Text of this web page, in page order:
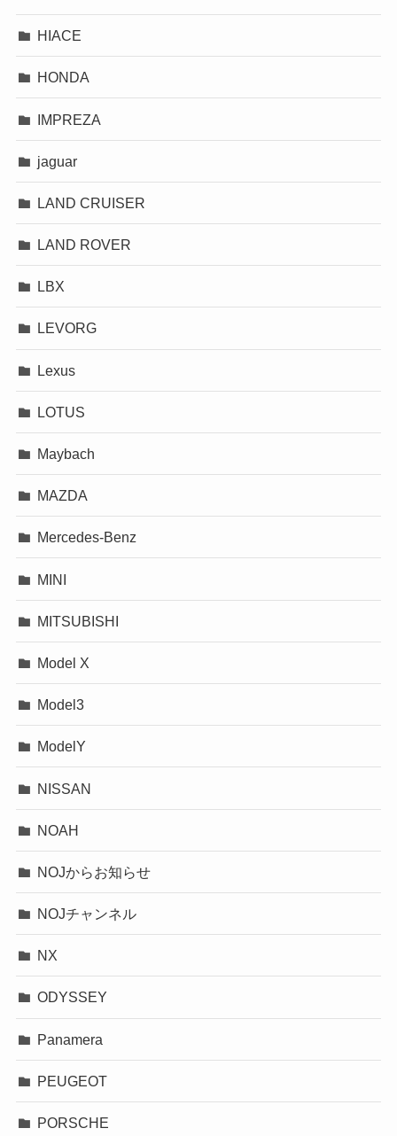
HIACE
HONDA
IMPREZA
jaguar
LAND CRUISER
LAND ROVER
LBX
LEVORG
Lexus
LOTUS
Maybach
MAZDA
Mercedes-Benz
MINI
MITSUBISHI
Model X
Model3
ModelY
NISSAN
NOAH
NOJからお知らせ
NOJチャンネル
NX
ODYSSEY
Panamera
PEUGEOT
PORSCHE